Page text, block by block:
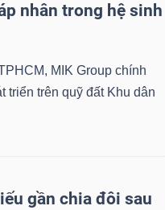
nhân trong hệ sinh
MIK Group chính
triển trên quỹ đất Khu dân
gần chia đôi sau